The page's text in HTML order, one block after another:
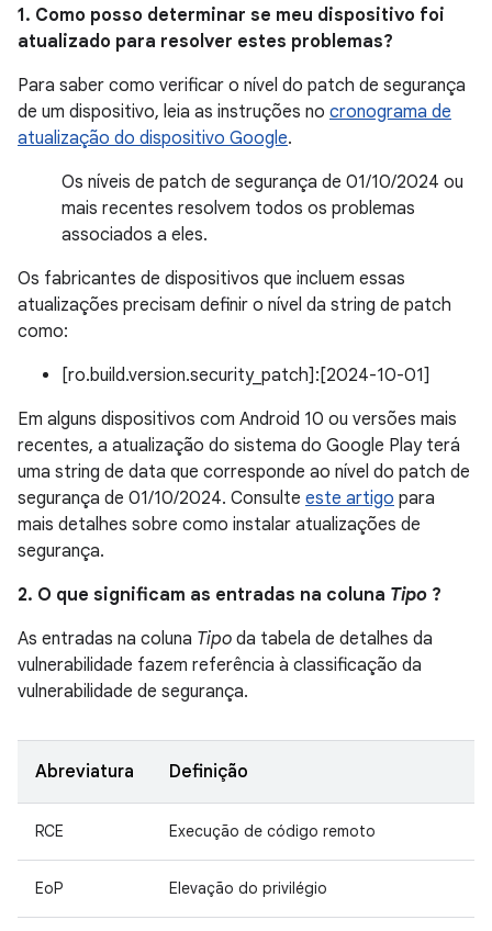
1. Como posso determinar se meu dispositivo foi
atualizado para resolver estes problemas?
Para saber como verificar o nível do patch de segurança
de um dispositivo, leia as instruções no cronograma de
atualização do dispositivo Google.
Os níveis de patch de segurança de 01/10/2024 ou
mais recentes resolvem todos os problemas
associados a eles.
Os fabricantes de dispositivos que incluem essas
atualizações precisam definir o nível da string de patch
como:
[ro.build.version.security_patch]:[2024-10-01]
Em alguns dispositivos com Android 10 ou versões mais
recentes, a atualização do sistema do Google Play terá
uma string de data que corresponde ao nível do patch de
segurança de 01/10/2024. Consulte este artigo para
mais detalhes sobre como instalar atualizações de
segurança.
2. O que significam as entradas na coluna Tipo ?
As entradas na coluna Tipo da tabela de detalhes da
vulnerabilidade fazem referência à classificação da
vulnerabilidade de segurança.
Abreviatura Definição
RCE Execução de código remoto
EoP Elevação do privilégio